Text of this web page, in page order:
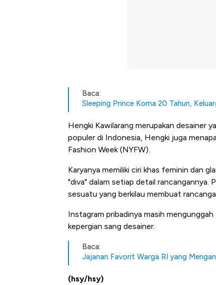
Baca:
Sleeping Prince Koma 20 Tahun,
Hengki Kawilarang merupakan desainer
populer di Indonesia, Hengki juga
Fashion Week (NYFW).
Karyanya memiliki ciri khas feminin dan
"diva" dalam setiap detail rancangannya.
sesuatu yang berkilau membuat
Instagram pribadinya masih
kepergian sang desainer.
Baca:
Jajanan Favorit Warga RI yang
(hsy/hsy)